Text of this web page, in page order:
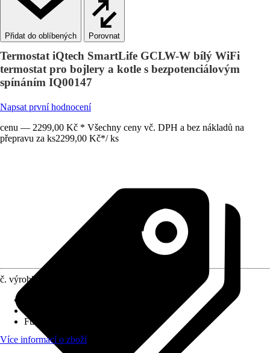
Porovnat
Termostat iQtech SmartLife GCLW-W bílý WiFi
termostat pro bojlery a kotle s bezpotenciálovým
spínáním IQ00147
Napsat první hodnocení
cenu — 2299,00 Kč * Všechny ceny vč. DPH a bez nákladů na
přepravu za ks2299,00 Kč*/ ks
č. výrobku
Funkce
Více informací o zboží